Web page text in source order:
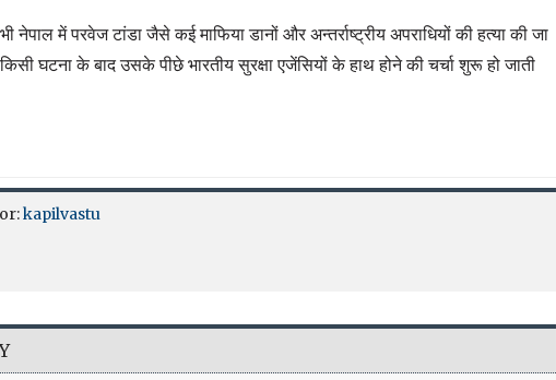
नेपाल में परवेज टांडा जैसे कई माफिया डानों और अन्तर्राष्ट्रीय अपराधियों की हत्या की जा
घटना के बाद उसके पीछे भारतीय सुरक्षा एजेंसियों के हाथ होने की चर्चा शुरू हो जाती
kapilvastu